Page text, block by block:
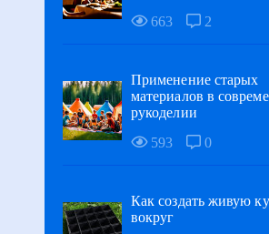
663
2
Применение старых
материалов в
рукоделии
593
0
Как создать живую
вокруг